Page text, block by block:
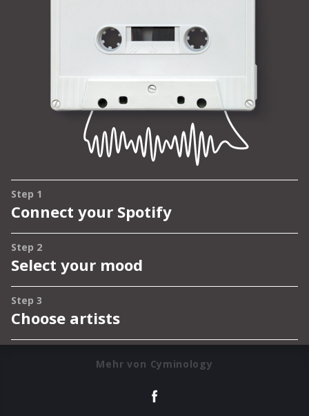
Mehr von Cyminology